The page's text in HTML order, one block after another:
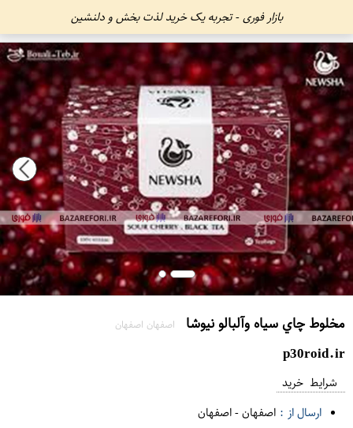
بازار فوری - تجربه یک خرید لذت بخش و دلنشین
مخلوط چاي سياه وآلبالو نيوشا اصفهان اصفهان
p30roid.ir
شرایط خرید
ارسال از : اصفهان-اصفهان